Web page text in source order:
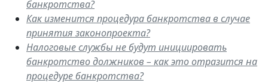
банкротства?
Как изменится процедура банкротства в случае
принятия законопроекта?
Налоговые службы не будут инициировать
банкротство должников – как это отразится на
процедуре банкротства?